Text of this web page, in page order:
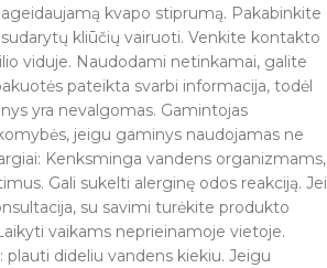
kvapo stiprumą. Pakabinkite
kliūčių vairuoti. Venkite kontakto
viduje. Naudodami netinkamai, galite
pateikta svarbi informacija, todėl
yra nevalgomas. Gamintojas
jeigu gaminys naudojamas ne
Kenksminga vandens organizmams,
Gali sukelti alerginę odos reakciją. Jei
su savimi turėkite produkto
vaikams neprieinamoje vietoje.
plauti dideliu vandens kiekiu. Jeigu